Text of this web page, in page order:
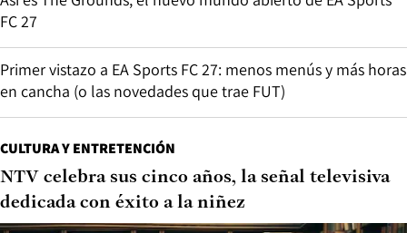
FC 27
Primer vistazo a EA Sports FC 27: menos menús y más horas
en cancha (o las novedades que trae FUT)
CULTURA Y ENTRETENCIÓN
NTV celebra sus cinco años, la señal televisiva
dedicada con éxito a la niñez